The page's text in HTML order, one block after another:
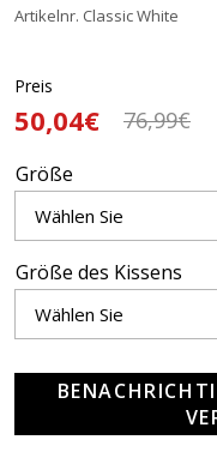
Artikelnr. Classic White
Preis
50,04€ 76,99€
Größe
Größe des Kissens